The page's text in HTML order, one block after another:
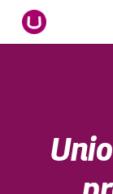
Pular
para